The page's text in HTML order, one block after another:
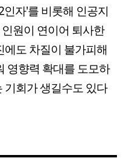
자'를 비롯해 인공지
원이 연이어 퇴사한
도 차질이 불가피해
영향력 확대를 도모하
기회가 생길수도 있다